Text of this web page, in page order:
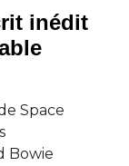
inédit
Space
Bowie